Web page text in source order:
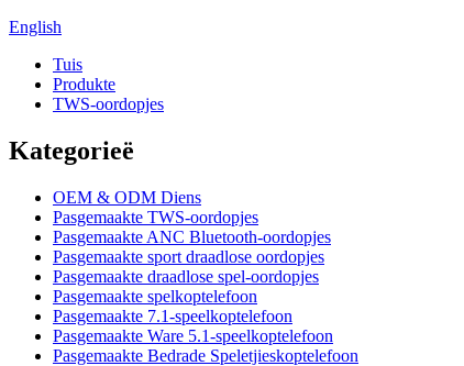
English
Tuis
Produkte
TWS-oordopjes
Kategorieë
OEM & ODM Diens
Pasgemaakte TWS-oordopjes
Pasgemaakte ANC Bluetooth-oordopjes
Pasgemaakte sport draadlose oordopjes
Pasgemaakte draadlose spel-oordopjes
Pasgemaakte spelkoptelefoon
Pasgemaakte 7.1-speelkoptelefoon
Pasgemaakte Ware 5.1-speelkoptelefoon
Pasgemaakte Bedrade Speletjieskoptelefoon